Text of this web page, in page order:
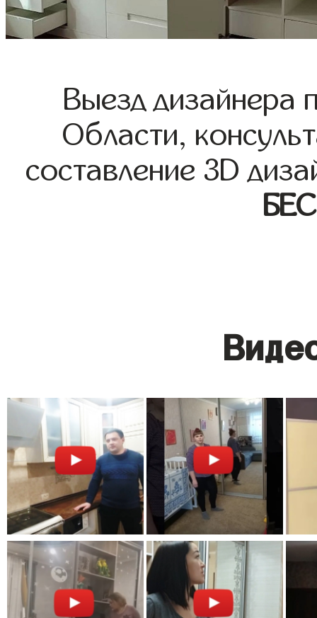
Выезд дизайнера
Области,
составление 3D